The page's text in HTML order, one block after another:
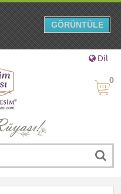
Dil
0
GÖRÜNTÜLE